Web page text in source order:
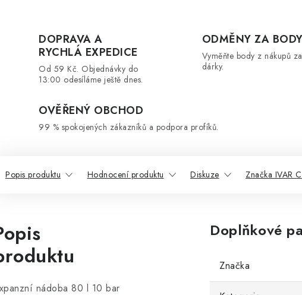
DOPRAVA A
RYCHLÁ EXPEDICE
Od 59 Kč. Objednávky do
13:00 odesíláme ještě dnes.
ODMĚNY ZA BODY
Vyměňte body z nákupů za
dárky.
OVĚŘENÝ OBCHOD
99 % spokojených zákazníků a podpora profíků.
Popis produktu Hodnocení produktu Diskuze Značka IVAR
nádoba 80 l 10 bar
Doplňkové
Značka